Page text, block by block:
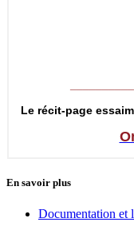
Le récit-page
En savoir plus
Documentation et